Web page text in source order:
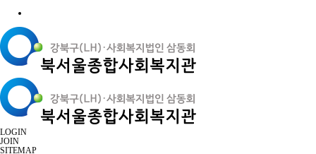
LOGIN
JOIN
SITEMAP